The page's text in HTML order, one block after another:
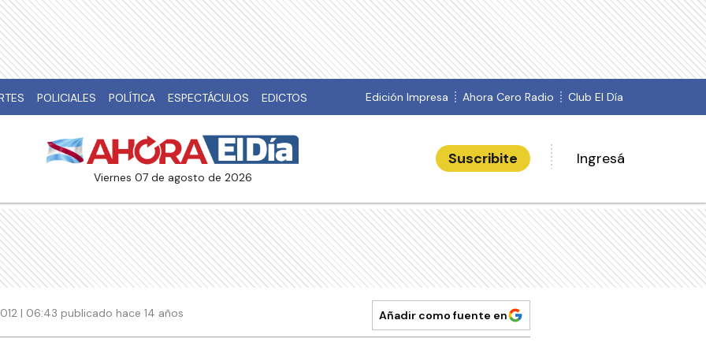
POLICIALES POLÍTICA ESPECTÁCULOS EDICTOS Edición Impresa Ahora Cero Radio Club El Día
viernes 07 de agosto de 2026
Suscribite Ingresá
| 06:43 publicado hace 14 años Añadir como fuente en